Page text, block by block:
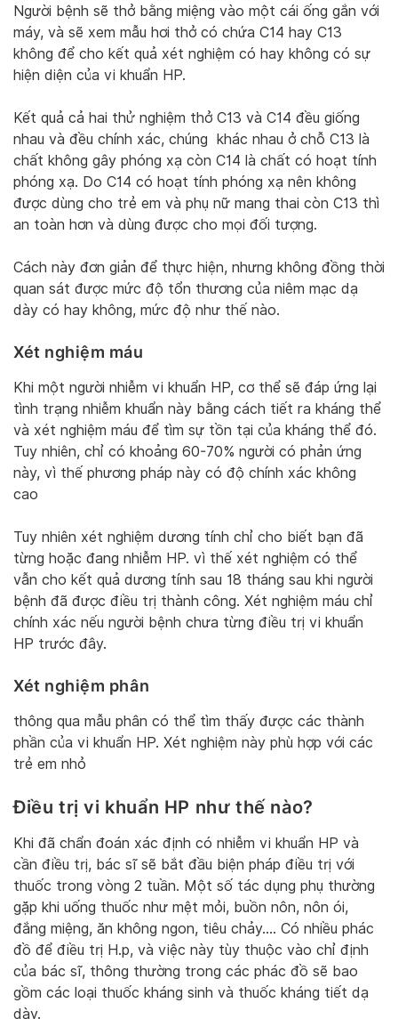
Người bệnh sẽ thở bằng miệng vào một cái ống gắn với
máy, và sẽ xem mẫu hơi thở có chứa C14 hay C13
không để cho kết quả xét nghiệm có hay không có sự
hiện diện của vi khuẩn HP.
Kết quả cả hai thử nghiệm thở C13 và C14 đều giống
nhau và đều chính xác, chúng khác nhau ở chỗ C13 là
chất không gây phóng xạ còn C14 là chất có hoạt tính
phóng xạ. Do C14 có hoạt tính phóng xạ nên không
được dùng cho trẻ em và phụ nữ mang thai còn C13 thì
an toàn hơn và dùng được cho mọi đối tượng.
Cách này đơn giản để thực hiện, nhưng không đồng thời
quan sát được mức độ tổn thương của niêm mạc dạ
dày có hay không, mức độ như thế nào.
Xét nghiệm máu
Khi một người nhiễm vi khuẩn HP, cơ thể sẽ đáp ứng lại
tình trạng nhiễm khuẩn này bằng cách tiết ra kháng thể
và xét nghiệm máu để tìm sự tồn tại của kháng thể đó.
Tuy nhiên, chỉ có khoảng 60-70% người có phản ứng
này, vì thế phương pháp này có độ chính xác không
cao
Tuy nhiên xét nghiệm dương tính chỉ cho biết bạn đã
từng hoặc đang nhiễm HP. vì thế xét nghiệm có thể
vẫn cho kết quả dương tính sau 18 tháng sau khi người
bệnh đã được điều trị thành công. Xét nghiệm máu chỉ
chính xác nếu người bệnh chưa từng điều trị vi khuẩn
HP trước đây.
Xét nghiệm phân
thông qua mẫu phân có thể tìm thấy được các thành
phần của vi khuẩn HP. Xét nghiệm này phù hợp với các
trẻ em nhỏ
Điều trị vi khuẩn HP như thế nào?
Khi đã chẩn đoán xác định có nhiễm vi khuẩn HP và
cần điều trị, bác sĩ sẽ bắt đầu biện pháp điều trị với
thuốc trong vòng 2 tuần. Một số tác dụng phụ thường
gặp khi uống thuốc như mệt mỏi, buồn nôn, nôn ói,
đắng miệng, ăn không ngon, tiêu chảy…. Có nhiều phác
đồ để điều trị H.p, và việc này tùy thuộc vào chỉ định
của bác sĩ, thông thường trong các phác đồ sẽ bao
gồm các loại thuốc kháng sinh và thuốc kháng tiết dạ
dày.